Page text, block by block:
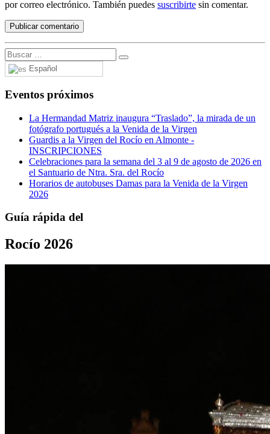
por correo electrónico. También puedes suscribirte sin comentar.
Español
Eventos próximos
La Hermandad Matriz inaugura “Traslado”, la mirada de un
fotógrafo portugués a la Venida de la Virgen
Guardis a la Virgen del Rocío en Almonte -
INSCRIPCIONES
Celebraciones para la semana del 3 al 9 de agosto de 2026 en
el Santuario de Ntra. Sra. del Rocío
Horarios de autobuses Damas para la Venida de la Virgen
2026
Guía rápida del
Rocío 2026